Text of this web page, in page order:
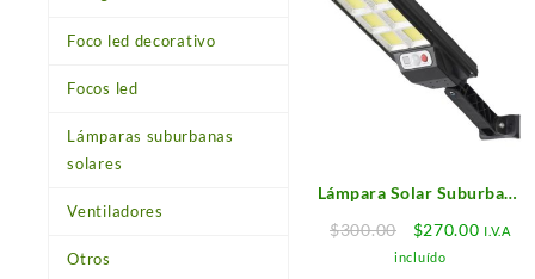
Foco led decorativo
Focos led
Lámparas suburbanas
solares
Ventiladores
Otros
Lámpara Solar Suburbana
$300.00
Original
price
$270.00Current
I.V.A
incluído